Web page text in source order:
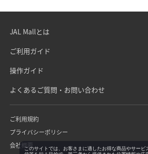
JAL Mallとは
ご利用ガイド
操作ガイド
よくあるご質問・お問い合わせ
ご利用規約
プライバシーポリシー
会社概要このサイトでは、お客さまに適したお得な商品やサービ